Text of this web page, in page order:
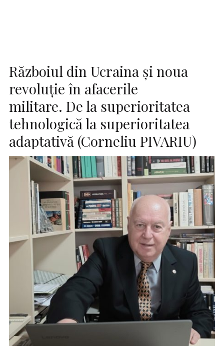
Războiul din Ucraina și noua
revoluție în afacerile
militare. De la superioritatea
tehnologică la superioritatea
adaptativă (Corneliu PIVARIU)